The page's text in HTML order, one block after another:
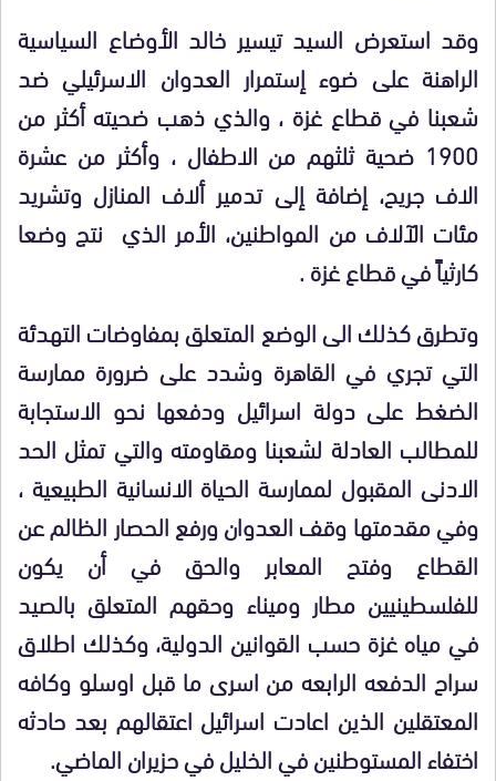
وقد استعرض السيد تيسير خالد الأوضاع السياسية
الراهنة على ضوء إستمرار العدوان الاسرئيلي ضد
شعبنا في قطاع غزة ، والذي ذهب ضحيته أكثر من
1900 ضحية ثلثهم من الاطفال ، وأكثر من عشرة
الاف جريح، إضافة إلى تدمير ألاف المنازل وتشريد
مئات الآلاف من المواطنين، الأمر الذي نتج وضعا
كارثياً في قطاع غزة.
وتطرق كذلك الى الوضع المتعلق بمفاوضات التهدئة
التي تجري في القاهرة وشدد على ضرورة ممارسة
الضغط على دولة اسرائيل ودفعها نحو الاستجابة
للمطالب العادلة لشعبنا ومقاومته والتي تمثل الحد
الادنى المقبول لممارسة الحياة الانسانية الطبيعية ،
وفي مقدمتها وقف العدوان ورفع الحصار الظالم عن
القطاع وفتح المعابر والحق في أن يكون
للفلسطينيين مطار وميناء وحقهم المتعلق بالصيد
في مياه غزة حسب القوانين الدولية، وكذلك اطلاق
سراح الدفعه الرابعه من اسرى ما قبل اوسلو وكافه
المعتقلين الذين اعادت اسرائيل اعتقالهم بعد حادثه
اختفاء المستوطنين في الخليل في حزيران الماضي.